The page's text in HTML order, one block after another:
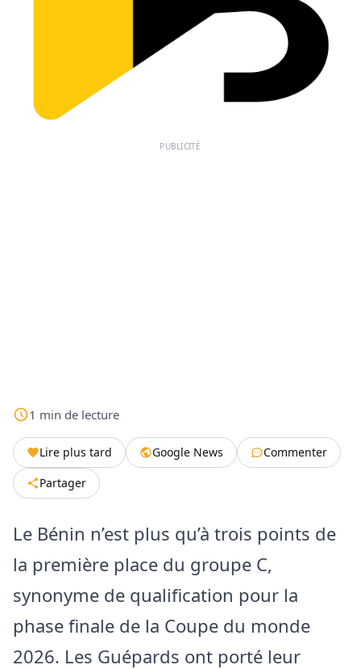
PUBLICITÉ
1 min de lecture
Lire plus tard Google News
Commenter
Partager
Le Bénin n’est plus qu’à trois points de
la première place du groupe C,
synonyme de qualification pour la
phase finale de la Coupe du monde
2026. Les Guépards ont porté leur